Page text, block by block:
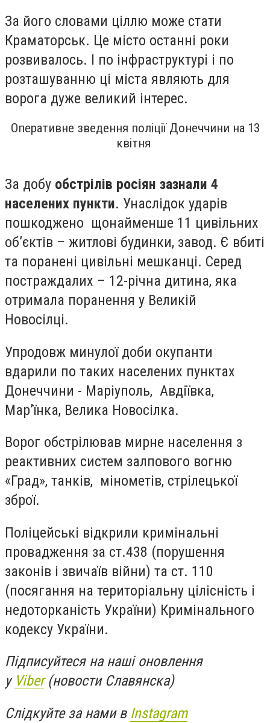
За його словами ціллю може стати
Краматорськ. Це місто останні роки
розвивалось. І по інфраструктурі і по
розташуванню ці міста являють для
ворога дуже великий інтерес.
Оперативне зведення поліції Донеччини на 13
квітня
За добу обстрілів росіян зазнали 4
населених пункти. Унаслідок ударів
пошкоджено щонайменше 11 цивільних
об’єктів – житлові будинки, завод. Є вбиті
та поранені цивільні мешканці. Серед
постраждалих – 12-річна дитина, яка
отримала поранення у Великій
Новосілці.
Упродовж минулої доби окупанти
вдарили по таких населених пунктах
Донеччини - Маріуполь, Авдіївка,
Мар’їнка, Велика Новосілка.
Ворог обстрілював мирне населення з
реактивних систем залпового вогню
«Град», танків, мінометів, стрілецької
зброї.
Поліцейські відкрили кримінальні
провадження за ст.438 (порушення
законів і звичаїв війни) та ст. 110
(посягання на територіальну цілісність і
недоторканість України) Кримінального
кодексу України.
Підписуйтеся на наші оновлення
у Viber(новости Славянска)
Слідкуйте за нами в Instagram